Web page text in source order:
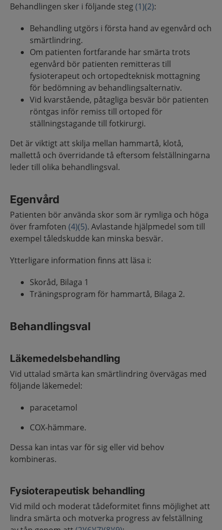
Behandlingen sker i följande steg(1)(2):
Behandling utgörs i första hand av egenvård och
smärtlindring.
Om patienten fortfarande har smärta trots
egenvård bör patienten remitteras till
fysioterapeut och ortopedteknisk mottagning
för bedömning av behandlingsalternativ.
Vid kvarstående, påtagliga besvär bör patienten
röntgas inför remiss till ortoped för
ställningstagande till fotkirurgi.
Det är viktigt att skilja mellan hammartå, klotå,
mallettå och överridande tå eftersom felställningarna
leder till olika behandlingsval.
Egenvård
Patienten bör använda skor som är rymliga och höga
över framfoten (4)(5). Avlastande hjälpmedel som till
exempel tåledskudde kan minska besvär.
Ytterligare information finns att läsa i:
Skoråd, Bilaga 1
Träningsprogram för hammartå, Bilaga 2.
Behandlingsval
Läkemedelsbehandling
Vid uttalad smärta kan smärtlindring övervägas med
följande läkemedel:
paracetamol
COX-hämmare.
Dessa kan intas var för sig eller vid behov
kombineras.
Fysioterapeutisk behandling
Vid mild och moderat tådeformitet finns möjlighet att
lindra smärta och motverka progress av felställning